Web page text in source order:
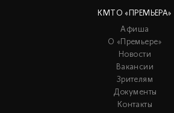
КМТО «ПРЕМЬЕРА»
Афиша
О «Премьере»
Новости
Вакансии
Зрителям
Документы
Контакты